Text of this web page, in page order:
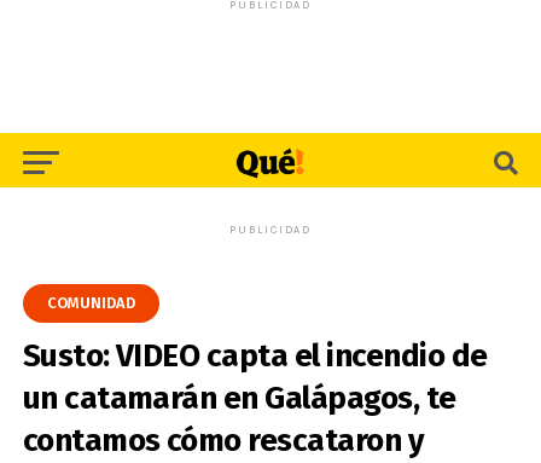
PUBLICIDAD
PUBLICIDAD
COMUNIDAD
Susto: VIDEO capta el incendio de
un catamarán en Galápagos, te
contamos cómo rescataron y